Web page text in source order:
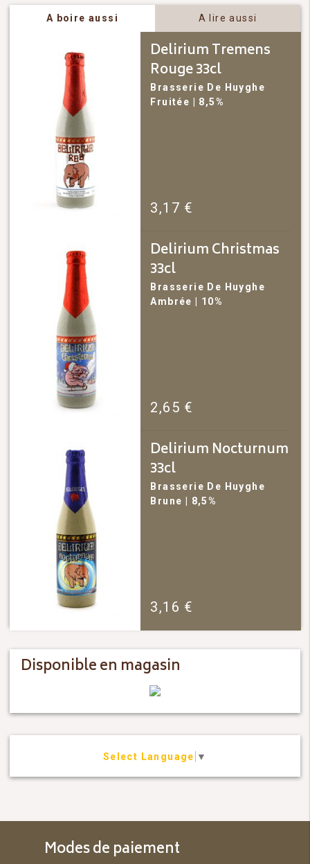
A boire aussi A lire aussi
Delirium Tremens
Rouge 33cl
Brasserie De Huyghe
Fruitée
| 8,5%
3,17 €
Delirium Christmas
33cl
Brasserie De Huyghe
Ambrée
| 10%
2,65 €
Delirium Nocturnum
33cl
Brasserie De Huyghe
Brune
| 8,5%
3,16 €
Disponible en magasin
Select Language ▼
Modes de paiement